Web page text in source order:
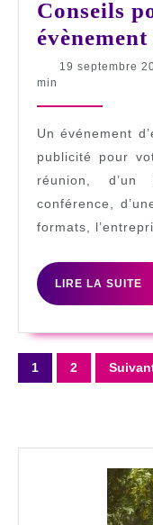
Conseils
19 septembre
min
Un événement
publicité pour
réunion, d’un
conférence,
formats,
LIRE LA SUITE
Pagination
des
1 2